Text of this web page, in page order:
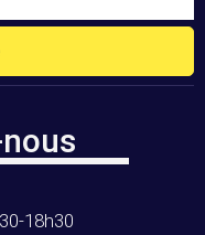
18h30